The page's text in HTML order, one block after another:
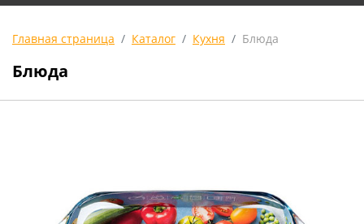
Главная страница Каталог Кухня Блюда
Блюда